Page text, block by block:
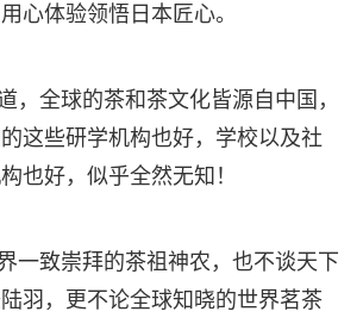
心体验领悟日本匠心。
，全球的茶和茶文化皆源自中国，
这些研学机构也好，学校以及社
也好，似乎全然无知！
一致崇拜的茶祖神农，也不谈天下
羽，更不论全球知晓的世界茗茶